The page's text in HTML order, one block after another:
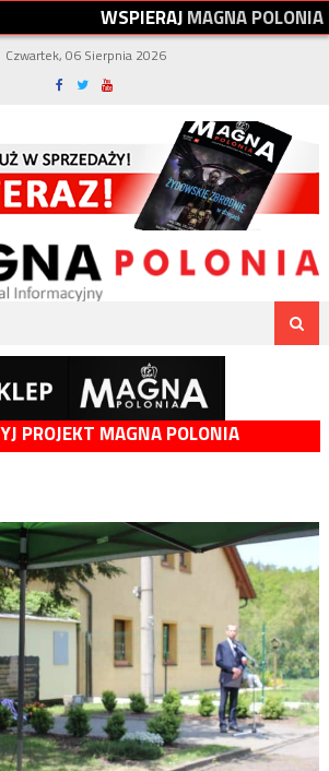
WSPIERAJMAGNAPOLONIA
Czwartek, 06 Sierpnia 2026
PROJEKT MAGNA POLONIA